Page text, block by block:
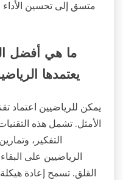
متسق إلى تحسين
ما هي أفضل
يعتمدها
يمكن للرياضيين اعتماد
الأمثل. تشمل هذه
التفكير،
الرياضيين على
القلق. تسمح إعادة هيكلة